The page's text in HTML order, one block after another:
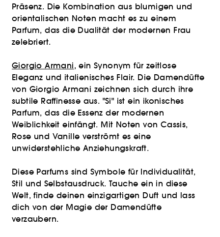
Präsenz. Die Kombination aus blumigen und
orientalischen Noten macht es zu einem
Parfum, das die Dualität der modernen Frau
zelebriert.
Giorgio Armani, ein Synonym für zeitlose
Eleganz und italienisches Flair. Die Damendüfte
von Giorgio Armani zeichnen sich durch ihre
subtile Raffinesse aus. "Si" ist ein ikonisches
Parfum, das die Essenz der modernen
Weiblichkeit einfängt. Mit Noten von Cassis,
Rose und Vanille verströmt es eine
unwiderstehliche Anziehungskraft.
Diese Parfums sind Symbole für Individualität,
Stil und Selbstausdruck. Tauche ein in diese
Welt, finde deinen einzigartigen Duft und lass
dich von der Magie der Damendüfte
verzaubern.